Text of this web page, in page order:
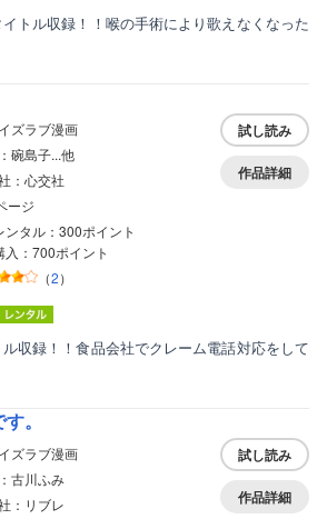
トル収録！！喉の手術により歌えなくなった
ズラブ漫画
碗島子...他
：心交社
ージ
ンタル：300ポイント
入：700ポイント
（2）
試し読み
作品詳細
収録！！食品会社でクレーム電話対応をして
。
ズラブ漫画
古川ふみ
：リブレ
試し読み
作品詳細